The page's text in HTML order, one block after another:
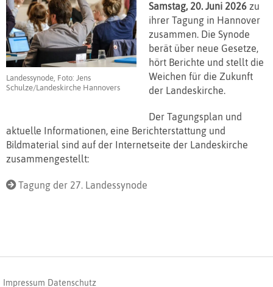
Landessynode, Foto: Jens
Schulze/Landeskirche Hannovers
Samstag, 20. Juni 2026 zu
ihrer Tagung in Hannover
zusammen. Die Synode
berät über neue Gesetze,
hört Berichte und stellt die
Weichen für die Zukunft
der Landeskirche.
Der Tagungsplan und
aktuelle Informationen, eine Berichterstattung und
Bildmaterial sind auf der Internetseite der Landeskirche
zusammengestellt:
Tagung der 27. Landessynode
Impressum Datenschutz